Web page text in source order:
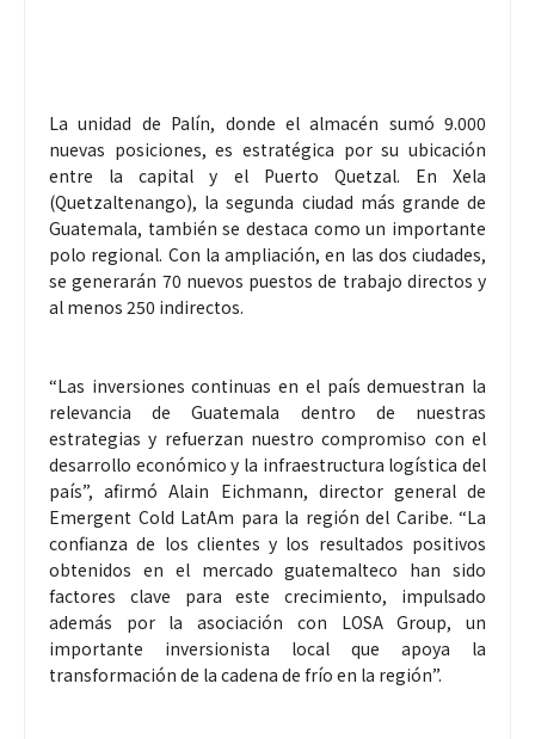
La unidad de Palín, donde el almacén sumó 9.000
nuevas posiciones, es estratégica por su ubicación
entre la capital y el Puerto Quetzal. En Xela
(Quetzaltenango), la segunda ciudad más grande de
Guatemala, también se destaca como un importante
polo regional. Con la ampliación, en las dos ciudades,
se generarán 70 nuevos puestos de trabajo directos y
al menos 250 indirectos.
“Las inversiones continuas en el país demuestran la
relevancia de Guatemala dentro de nuestras
estrategias y refuerzan nuestro compromiso con el
desarrollo económico y la infraestructura logística del
país”, afirmó Alain Eichmann, director general de
Emergent Cold LatAm para la región del Caribe. “La
confianza de los clientes y los resultados positivos
obtenidos en el mercado guatemalteco han sido
factores clave para este crecimiento, impulsado
además por la asociación con LOSA Group, un
importante inversionista local que apoya la
transformación de la cadena de frío en la región”.